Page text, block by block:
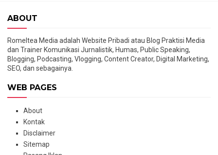
ABOUT
Romeltea Media adalah Website Pribadi atau Blog Praktisi Media
dan Trainer Komunikasi Jurnalistik, Humas, Public Speaking,
Blogging, Podcasting, Vlogging, Content Creator, Digital Marketing,
SEO, dan sebagainya.
WEB PAGES
About
Kontak
Disclaimer
Sitemap